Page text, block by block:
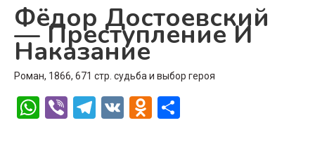
Фёдор Достоевский
— Преступление И
Наказание
Роман, 1866, 671 стр. судьба и выбор героя
WhatsApp
ViberTelegram
VK Odnoklassniki